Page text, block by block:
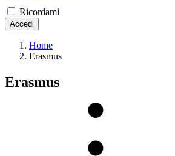
Ricordami
Accedi
Home
Erasmus
Erasmus